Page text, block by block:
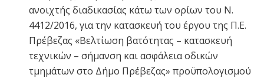
ανοιχτής διαδικασίας κάτω των ορίων του Ν.
4412/2016, για την κατασκευή του έργου της Π.Ε.
Πρέβεζας «Βελτίωση βατότητας – κατασκευή
τεχνικών – σήμανση και ασφάλεια οδικών
τμημάτων στο Δήμο Πρέβεζας» προϋπολογισμού